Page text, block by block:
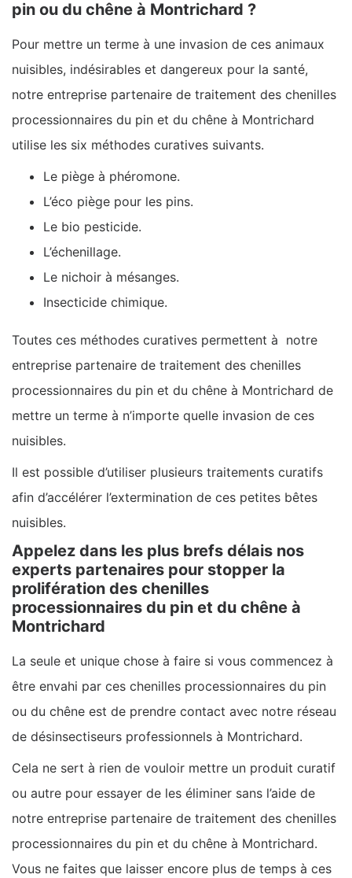
pin ou du chêne à Montrichard ?
Pour mettre un terme à une invasion de ces animaux
nuisibles, indésirables et dangereux pour la santé,
notre entreprise partenaire de traitement des chenilles
processionnaires du pin et du chêne à Montrichard
utilise les six méthodes curatives suivants.
Le piège à phéromone.
L’éco piège pour les pins.
Le bio pesticide.
L’échenillage.
Le nichoir à mésanges.
Insecticide chimique.
Toutes ces méthodes curatives permettent à notre
entreprise partenaire de traitement des chenilles
processionnaires du pin et du chêne à Montrichard de
mettre un terme à n’importe quelle invasion de ces
nuisibles.
Il est possible d’utiliser plusieurs traitements curatifs
afin d’accélérer l’extermination de ces petites bêtes
nuisibles.
Appelez dans les plus brefs délais nos
experts partenaires pour stopper la
prolifération des chenilles
processionnaires du pin et du chêne à
Montrichard
La seule et unique chose à faire si vous commencez à
être envahi par ces chenilles processionnaires du pin
ou du chêne est de prendre contact avec notre réseau
de désinsectiseurs professionnels à Montrichard.
Cela ne sert à rien de vouloir mettre un produit curatif
ou autre pour essayer de les éliminer sans l’aide de
notre entreprise partenaire de traitement des chenilles
processionnaires du pin et du chêne à Montrichard.
Vous ne faites que laisser encore plus de temps à ces